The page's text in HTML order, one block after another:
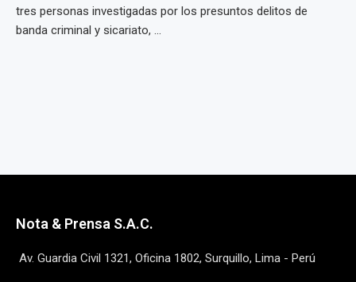
tres personas investigadas por los presuntos delitos de
banda criminal y sicariato, ...
Nota & Prensa S.A.C.
Av. Guardia Civil 1321, Oficina 1802, Surquillo, Lima - Perú